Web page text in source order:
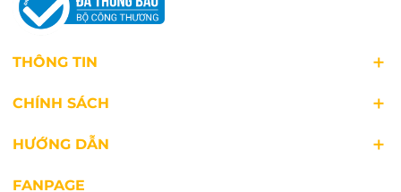
hơi nước
Máy giặt Beko Inverter 8 kg WCV8614XB0STW
công nghệ SteamCure, loại bỏ các tác nhân gây
THÔNG TIN
CHÍNH SÁCH
HƯỚNG DẪN
FANPAGE